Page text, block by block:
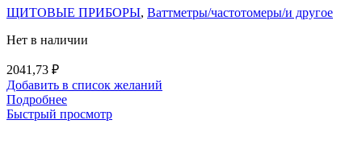
ЩИТОВЫЕ ПРИБОРЫ, Ваттметры/частотомеры/и другое
Нет в наличии
2041,73 ₽
Добавить в список желаний
Подробнее
Быстрый просмотр